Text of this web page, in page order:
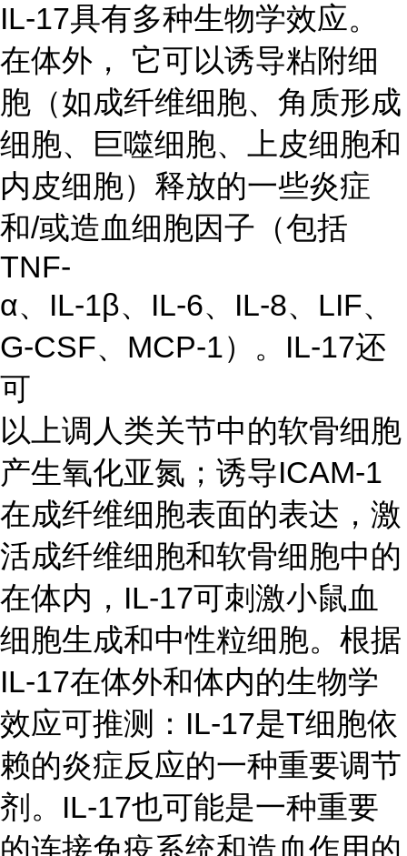
IL-17具有多种生物学效应。
在体外， 它可以诱导粘附细
胞（如成纤维细胞、角质形成
细胞、巨噬细胞、上皮细胞和
内皮细胞）释放的一些炎症
和/或造血细胞因子（包括
TNF-
α、IL-1β、IL-6、IL-8、LIF、
G-CSF、MCP-1）。IL-17还
可
以上调人类关节中的软骨细胞
产生氧化亚氮；诱导ICAM-1
在成纤维细胞表面的表达，激
活成纤维细胞和软骨细胞中的
在体内，IL-17可刺激小鼠血
细胞生成和中性粒细胞。根据
IL-17在体外和体内的生物学
效应可推测：IL-17是T细胞依
赖的炎症反应的一种重要调节
剂。IL-17也可能是一种重要
的连接免疫系统和造血作用的